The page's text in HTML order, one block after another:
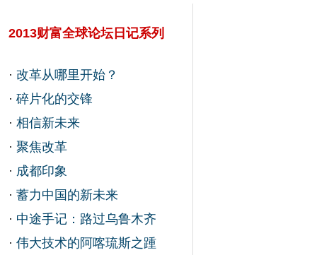
2013财富全球论坛日记系列
· 改革从哪里开始？
· 碎片化的交锋
· 相信新未来
· 聚焦改革
· 成都印象
· 蓄力中国的新未来
· 中途手记：路过乌鲁木齐
· 伟大技术的阿喀琉斯之踵